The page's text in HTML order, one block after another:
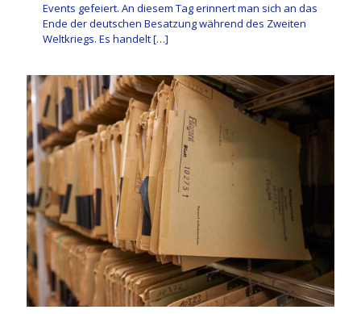
Events gefeiert. An diesem Tag erinnert man sich an das
Ende der deutschen Besatzung während des Zweiten
Weltkriegs. Es handelt[…]